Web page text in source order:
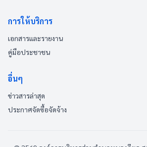
การให้บริการ
เอกสารและรายงาน
คู่มือประชาชน
อื่นๆ
ข่าวสารล่าสุด
ประกาศจัดซื้อจัดจ้าง